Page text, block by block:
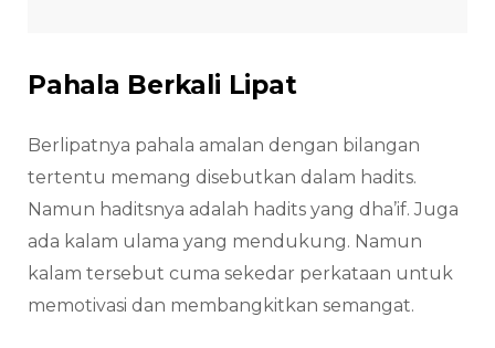
Pahala Berkali Lipat
Berlipatnya pahala amalan dengan bilangan
tertentu memang disebutkan dalam hadits.
Namun haditsnya adalah hadits yang dha’if. Juga
ada kalam ulama yang mendukung. Namun
kalam tersebut cuma sekedar perkataan untuk
memotivasi dan membangkitkan semangat.